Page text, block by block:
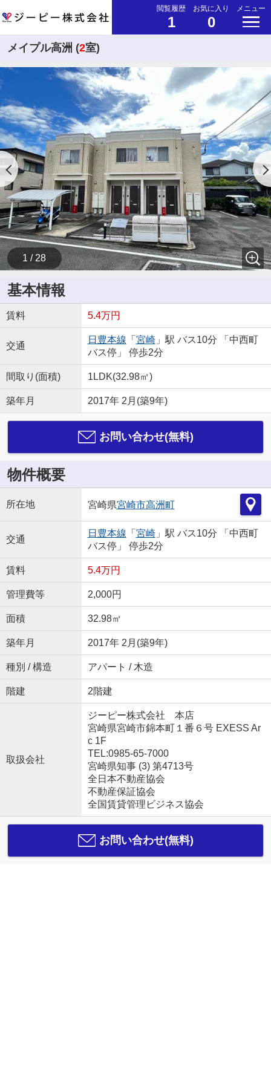
閲覧履歴
1
お気に入り
0
メニュー
メイプル高洲 (2室)
1 / 28
基本情報
賃料 5.4万円
交通
日豊本線 「 宮崎」駅 バス10分 「中西町
バス停」 停歩2分
間取り(面積) 1LDK(32.98㎡)
築年月 2017年 2月(築9年)
お問い合わせ(無料)
物件概要
所在地 宮崎県宮崎市高洲町
交通
日豊本線 「 宮崎」駅 バス10分 「中西町
バス停」 停歩2分
賃料 5.4万円
管理費等 2,000円
面積 32.98㎡
築年月 2017年 2月(築9年)
種別 / 構造 アパート / 木造
階建 2階建
取扱会社
ジーピー株式会社 本店
宮崎県宮崎市錦本町１番６号 EXESS Ar
c 1F
TEL:0985-65-7000
宮崎県知事 (3) 第4713号
全日本不動産協会
不動産保証協会
全国賃貸管理ビジネス協会
お問い合わせ(無料)